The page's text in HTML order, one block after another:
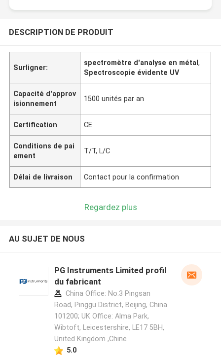
DESCRIPTION DE PRODUIT
Surligner:
spectromètre d'analyse en métal,
Spectroscopie évidente UV
Capacité d'approv
isionnement
1500 unités par an
Certification CE
Conditions de pai
ement
T/T, L/C
Délai de livraison Contact pour la confirmation
Regardez plus
AU SUJET DE NOUS
PG Instruments Limited profil
du fabricant
China Office: No.3 Pingsan
Road, Pinggu District, Beijing, China
101200; UK Office: Alma Park,
Wibtoft, Leicestershire, LE17 5BH,
United Kingdom ,Chine
5.0